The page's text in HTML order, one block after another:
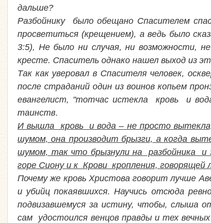
дальше?
Разбойнику было обещано Спасителем
просветиться (крещением), а ведь было
3:5), Не было ни случая, ни возможности,
кресте. Спаситель однако нашел выход из
Так как уверовал в Спасителя человек,
после страданий один из воинов копьем
евангелист, "тотчас истекла кровь и
таинств.
И вышла кровь и вода – не просто
шумом, она производит брызги, а когда
шумом, так что брызнули на разбойника
горе Сиону и к Крови кропления, говорящей
Почему же кровь Христова говорит лучше
и убийц покаявшихся. Научись отсюда
подвизавшемуся за истину, чтобы, слыша
сам удостоился венцов правды и тех